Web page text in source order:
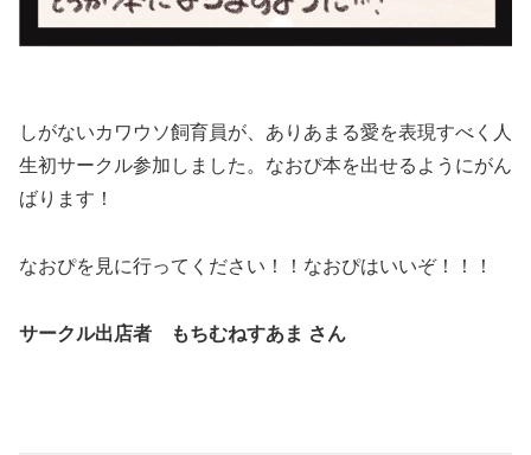
しがないカワウソ飼育員が、ありあまる愛を表現すべく人
生初サークル参加しました。なおぴ本を出せるようにがん
ばります！
なおぴを見に行ってください！！なおぴはいいぞ！！！
サークル出店者 もちむねすあま さん